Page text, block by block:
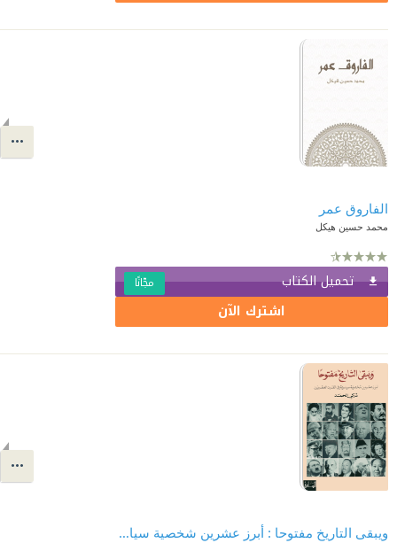
الفاروق عمر
محمد حسين هيكل
تحميل الكتاب مجّانًا
اشترك الآن
ويبقى التاريخ مفتوحا : أبرز عشرين شخصية سياسية في القرن العشرين